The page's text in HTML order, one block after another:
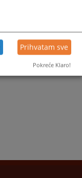
Prihvatam sve
Pokreće Klaro!